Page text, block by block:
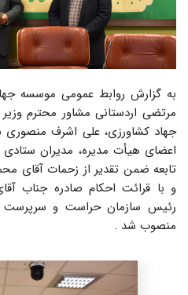
به گزارش روابط عمومی موسسه
مرتضی اردستانی مشاور محترم
جهاد کشاورزی، علی اشرف
اعضای هیأت مدیره، مدیران
تابعه ضمن تقدیر از زحمات آقای
و با قرائت احکام صادره جناب
رئیس سازمان حراست و سرپرست
منصوب شد .